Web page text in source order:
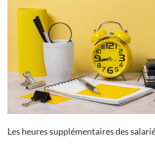
Les heures supplémentaires des